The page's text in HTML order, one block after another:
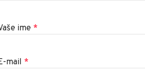
ime *
mail *